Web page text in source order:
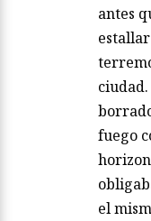
antes
fuego
el